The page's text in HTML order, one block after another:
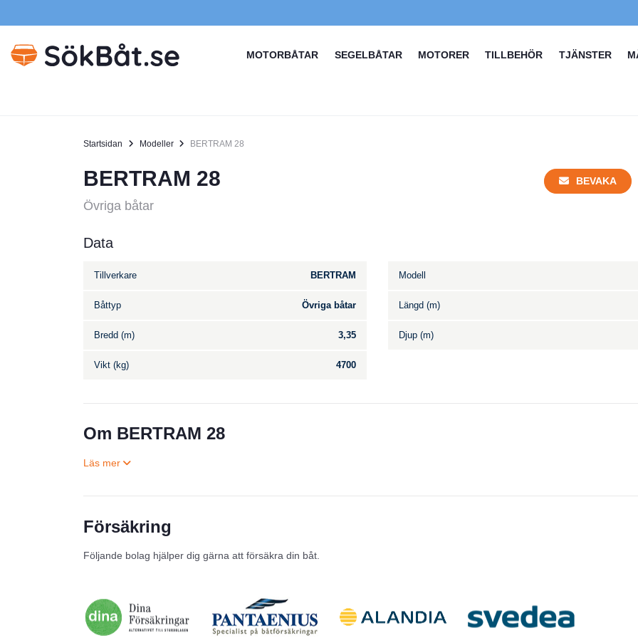
MOTORBÅTAR SEGELBÅTAR MOTORER TILLBEHÖR TJÄNSTER
Startsidan Modeller BERTRAM 28
BERTRAM 28
Övriga båtar
BEVAKA
Data
Tillverkare BERTRAM Modell
Båttyp Övriga båtar Längd (m)
Bredd (m) 3,35 Djup (m)
Vikt (kg) 4700
Om BERTRAM 28
Försäkring
Följande bolag hjälper dig gärna att försäkra din båt.